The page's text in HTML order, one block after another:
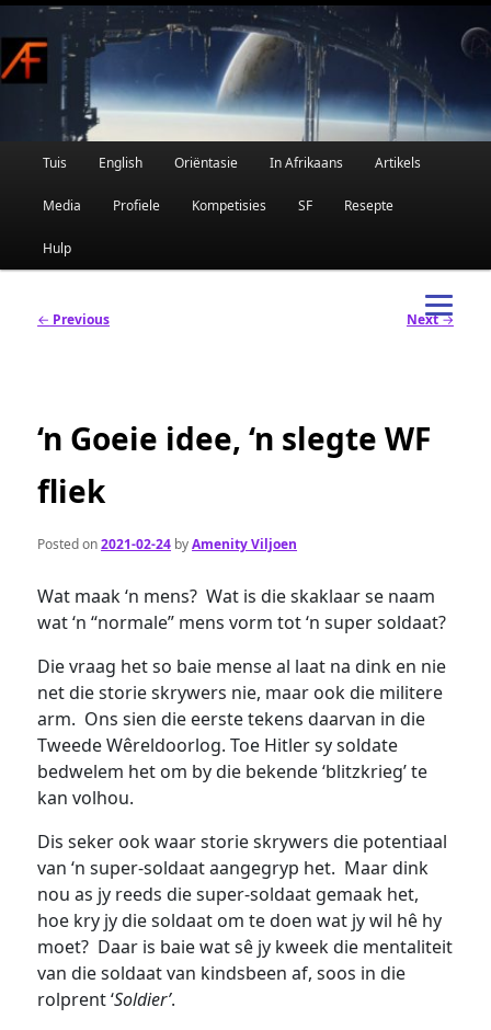
Skip
to
primary
content
Afrikaanse Wetenskapfiksie en Fantasie
Main
Tuis English Oriëntasie In Afrikaans Artikels
Media Profiele Kompetisies SF Resepte
Hulp
Post
← Previous Next→
‘n Goeie idee, ‘n slegte WF
fliek
Posted on2021-02-24 byAmenity Viljoen
Wat maak ‘n mens? Wat is die skaklaar se naam
wat ‘n “normale” mens vorm tot ‘n super soldaat?
Die vraag het so baie mense al laat na dink en nie
net die storie skrywers nie, maar ook die militere
arm. Ons sien die eerste tekens daarvan in die
Tweede Wêreldoorlog. Toe Hitler sy soldate
bedwelem het om by die bekende ‘blitzkrieg’ te
kan volhou.
Dis seker ook waar storie skrywers die potentiaal
van ‘n super-soldaat aangegryp het. Maar dink
nou as jy reeds die super-soldaat gemaak het,
hoe kry jy die soldaat om te doen wat jy wil hê hy
moet? Daar is baie wat sê jy kweek die mentaliteit
van die soldaat van kindsbeen af, soos in die
rolprent ‘Soldier’.